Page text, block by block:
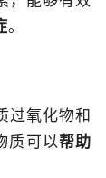
。
过氧化物和
质可以帮助